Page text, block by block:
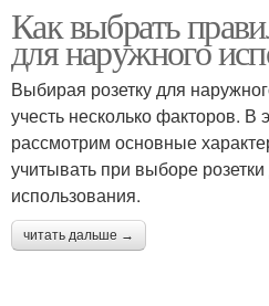
Защита от перегрева
Защита от вторжения
Как выбрать
для наружного
Выбирая розетку для
учесть несколько факторов. В
рассмотрим основные
учитывать при выборе
использования.
читать дальше →